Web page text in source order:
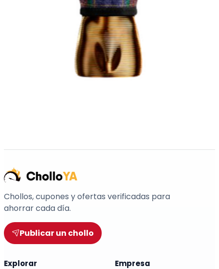
Chollos, cupones y ofertas verificadas para
ahorrar cada día.
Publicar un chollo
Explorar Empresa